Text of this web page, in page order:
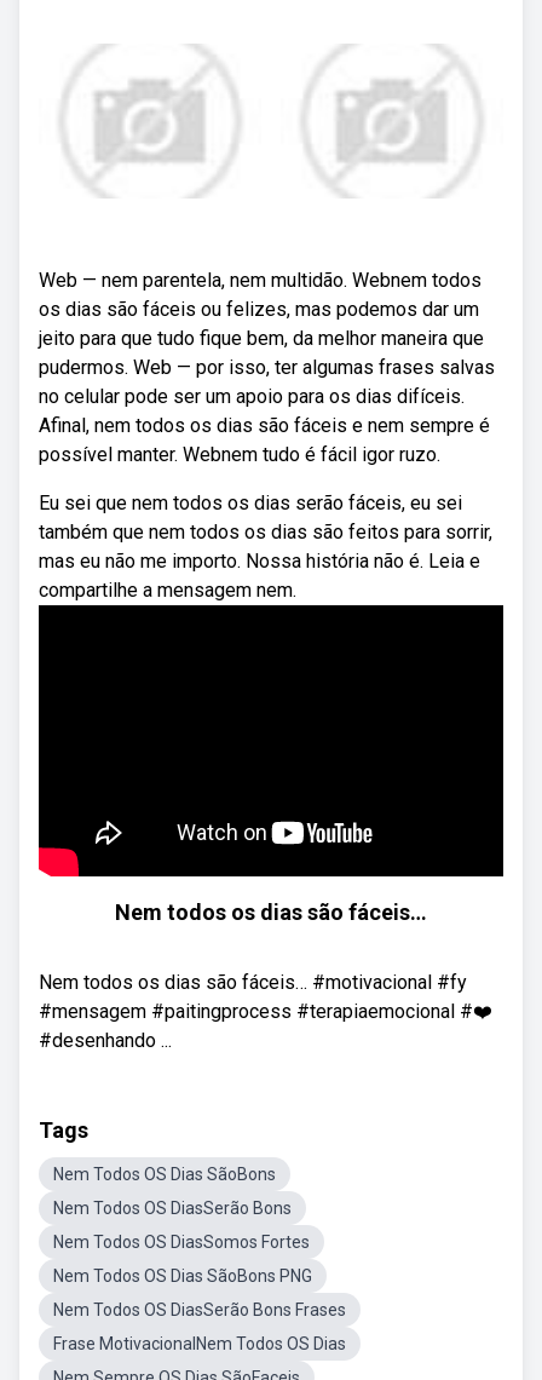
Web — nem parentela, nem multidão. Webnem todos
os dias são fáceis ou felizes, mas podemos dar um
jeito para que tudo fique bem, da melhor maneira que
pudermos. Web — por isso, ter algumas frases salvas
no celular pode ser um apoio para os dias difíceis.
Afinal, nem todos os dias são fáceis e nem sempre é
possível manter. Webnem tudo é fácil igor ruzo.
Eu sei que nem todos os dias serão fáceis, eu sei
também que nem todos os dias são feitos para sorrir,
mas eu não me importo. Nossa história não é. Leia e
compartilhe a mensagem nem.
Nem todos os dias são fáceis…
Nem todos os dias são fáceis… #motivacional #fy
#mensagem #paitingprocess #terapiaemocional #❤️
#desenhando ...
Tags
Nem Todos OS Dias SãoBons
Nem Todos OS DiasSerão Bons
Nem Todos OS DiasSomos Fortes
Nem Todos OS Dias SãoBons PNG
Nem Todos OS DiasSerão Bons Frases
Frase MotivacionalNem Todos OS Dias